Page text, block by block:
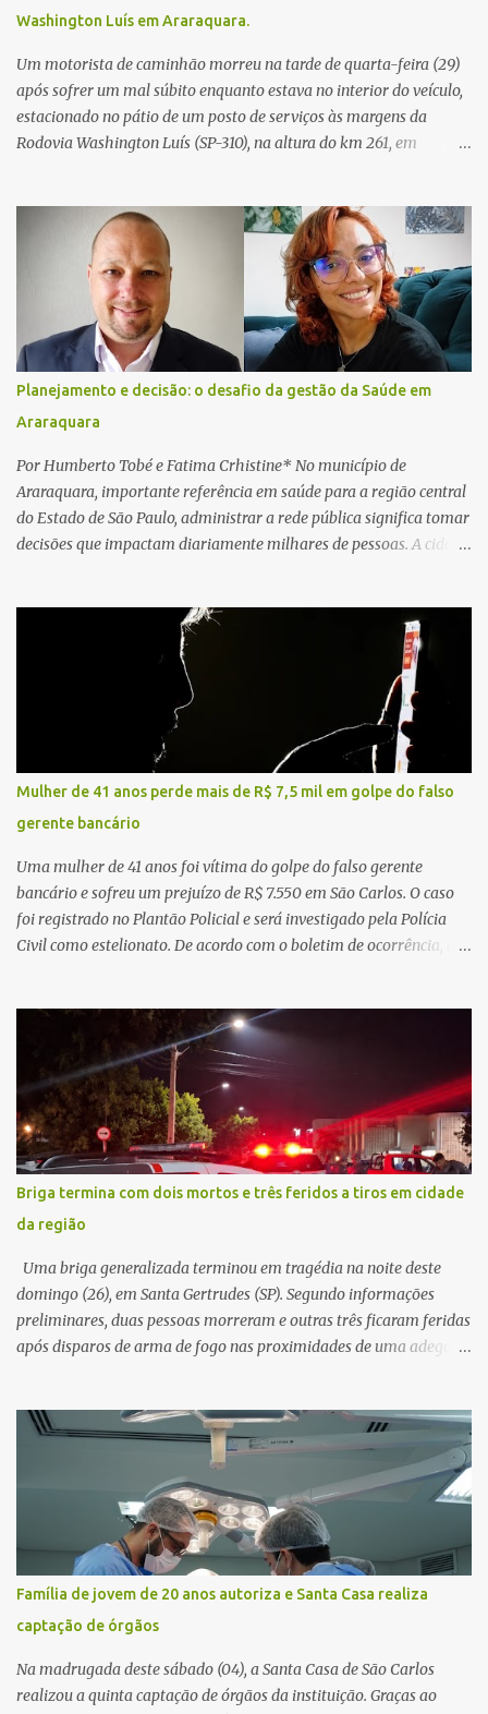
Washington Luís em Araraquara.
Um motorista de caminhão morreu na tarde de quarta-feira (29)
após sofrer um mal súbito enquanto estava no interior do veículo,
estacionado no pátio de um posto de serviços às margens da
Rodovia Washington Luís (SP-310), na altura do km 261, em
relatos de que havia um condutor inconsciente dentro de um
caminhão. Equipes de resgate foram rapidamente deslocadas ao
local e encontraram a vítima em parada cardiorrespiratória. Os
socorristas iniciaram imediatamente as manobras de reanimação
cardiopulmonar (RCP), porém, apesar de todos os esforços, o
motorista não respondeu aos procedimentos. Às 17h03, médicos
da Unidade de Suporte Avançado constataram o óbito da vítima.
Fonte: São Carlos Agora
Planejamento e decisão: o desafio da gestão da Saúde em
Araraquara
Por Humberto Tobé e Fatima Crhistine* No município de
Araraquara, importante referência em saúde para a região central
do Estado de São Paulo, administrar a rede pública significa tomar
decisões que impactam diariamente milhares de pessoas. A cidade
município, mas também de diversas cidades do entorno,
ampliando significativamente a responsabilidade da gestão sobre
o Sistema Único de Saúde (SUS). Nos últimos anos, o Governo
Federal tem ampliado investimentos destinados ao fortalecimento
da atenção básica, da infraestrutura hospitalar e da
regionalização dos serviços de saúde. Entretanto, em um cenário
de demandas crescentes e recursos necessariamente limitados, a
principal missão da gestão pública não é apenas investir mais,
mas decidir melhor onde investir para produzir o maior benefício
possível à população. Essa reflexão encontra respaldo tanto na
teoria da admini...
Mulher de 41 anos perde mais de R$ 7,5 mil em golpe do falso
gerente bancário
Uma mulher de 41 anos foi vítima do golpe do falso gerente
bancário e sofreu um prejuízo de R$ 7.550 em São Carlos. O caso
foi registrado no Plantão Policial e será investigado pela Polícia
Civil como estelionato. De acordo com o boletim de ocorrência, a
suspeito alegou que seria necessário atualizar o cadastro da conta
e passou a orientar a vítima sobre os procedimentos que deveriam
ser realizados. Dias depois, o golpista enviou um documento em
PDF simulando uma comunicação oficial da instituição financeira.
Na sequência, entrou em contato por telefone e encaminhou um
link, orientando a vítima a acessá-lo pelo computador para
concluir a suposta atualização cadastral. Após realizar o
procedimento, a conta bancária ficou bloqueada por algumas
horas. Sem conseguir acessar o sistema, a vítima tentou
novamente contato com o suposto gerente, mas não obteve
resposta. Na segunda-fe...
Briga termina com dois mortos e três feridos a tiros em cidade
da região
Uma briga generalizada terminou em tragédia na noite deste
domingo (26), em Santa Gertrudes (SP). Segundo informações
preliminares, duas pessoas morreram e outras três ficaram feridas
após disparos de arma de fogo nas proximidades de uma adega. O
começado dentro do estabelecimento e se estendido para a área
externa, quando dois homens armados passaram a efetuar
diversos disparos. Duas vítimas morreram ainda no local. Outras
três pessoas foram baleadas e socorridas. Até o momento, não
foram divulgadas informações oficiais sobre o estado de saúde dos
feridos. Equipes da Polícia Militar de Santa Gertrudes atenderam a
ocorrência e isolaram a área para o trabalho da perícia. Até a
última atualização, nenhum suspeito havia sido preso. A Polícia
Civil investigará a motivação da briga, a autoria dos disparos e as
circunstâncias do crime. A ocorrência segue em anda...
Família de jovem de 20 anos autoriza e Santa Casa realiza
captação de órgãos
Na madrugada deste sábado (04), a Santa Casa de São Carlos
realizou a quinta captação de órgãos da instituição. Graças ao